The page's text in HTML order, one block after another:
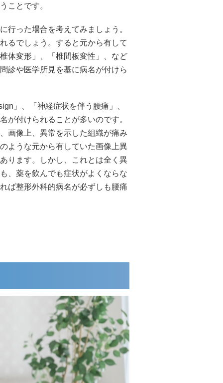
ことです。
行った場合を考えてみましょう。
るでしょう。すると元から有して
体変形」、「椎間板変性」、など
診や医学所見を基に病名が付けら
」、「神経症状を伴う腰痛」、
が付けられることが多いのです。
画像上、異常を示した組織が痛み
ような元から有していた画像上異
ります。しかし、これとは全く異
、薬を飲んでも症状がよくならな
ば整形外科的病名が必ずしも腰痛